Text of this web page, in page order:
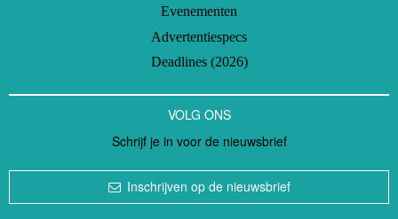
Evenementen
Advertentiespecs
Deadlines (2026)
VOLG ONS
Schrijf je in voor de nieuwsbrief
Inschrijven op de nieuwsbrief